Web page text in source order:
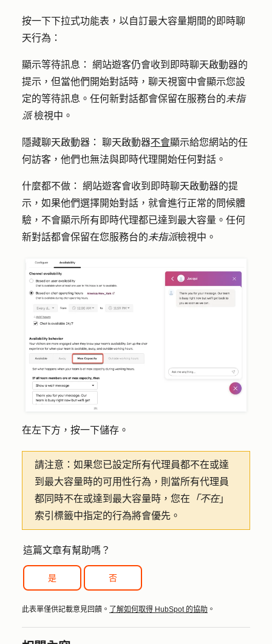
按一下下拉式功能表，以自訂最大容量期間的即時聊
天行為：
顯示等待訊息： 網站遊客仍會收到即時聊天啟動器的
提示，但當他們開始對話時，聊天視窗中會顯示您設
定的等待訊息。任何新對話都會保留在服務台的未指
派檢視中。
隱藏聊天啟動器： 聊天啟動器不會顯示給您網站的任
何訪客，他們也無法與即時代理開始任何對話。
什麼都不做： 網站遊客會收到即時聊天啟動器的提
示，如果他們選擇開始對話，就會進行正常的問候體
驗，不會顯示所有即時代理都已達到最大容量。任何
新對話都會保留在您服務台的未指派檢視中。
在左下方，按一下儲存 。
請注意： 如果您已設定所有代理員都不在或達
到最大容量時的可用性行為，則當所有代理員
都同時不在或達到最大容量時，您在 「不在」
索引標籤中指定的行為將會優先。
這篇文章有幫助嗎？
是 否
此表單僅供記載意見回饋。 了解如何取得 HubSpot 的協助 。